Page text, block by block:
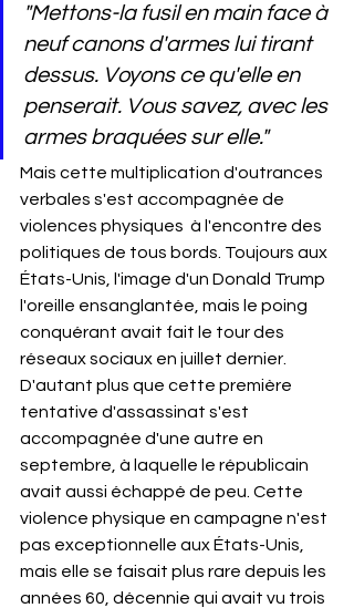
"Mettons-la fusil en main face à
neuf canons d'armes lui tirant
dessus. Voyons ce qu'elle en
penserait. Vous savez, avec les
armes braquées sur elle."
Mais cette multiplication d'outrances
verbales s'est accompagnée de
violences physiques  à l'encontre des
politiques de tous bords. Toujours aux
États-Unis, l'image d'un Donald Trump
l'oreille ensanglantée, mais le poing
conquérant avait fait le tour des
réseaux sociaux en juillet dernier.
D'autant plus que cette première
tentative d'assassinat s'est
accompagnée d'une autre en
septembre, à laquelle le républicain
avait aussi échappé de peu. Cette
violence physique en campagne n'est
pas exceptionnelle aux États-Unis,
mais elle se faisait plus rare depuis les
années 60, décennie qui avait vu trois